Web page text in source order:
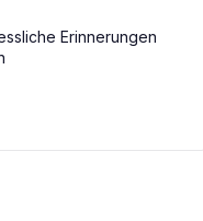
Erinnerungen